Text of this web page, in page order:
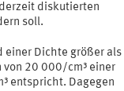
diskutierten
soll.
einer Dichte größer als
von 20 000/cm³ einer
entspricht. Dagegen